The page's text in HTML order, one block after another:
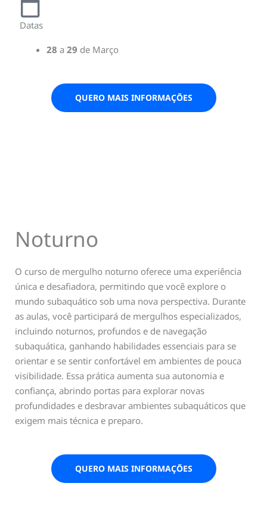
Datas
28 a 29 de Março
QUERO MAIS INFORMAÇÕES
Noturno
O curso de mergulho noturno oferece uma experiência
única e desafiadora, permitindo que você explore o
mundo subaquático sob uma nova perspectiva. Durante
as aulas, você participará de mergulhos especializados,
incluindo noturnos, profundos e de navegação
subaquática, ganhando habilidades essenciais para se
orientar e se sentir confortável em ambientes de pouca
visibilidade. Essa prática aumenta sua autonomia e
confiança, abrindo portas para explorar novas
profundidades e desbravar ambientes subaquáticos que
exigem mais técnica e preparo.
QUERO MAIS INFORMAÇÕES